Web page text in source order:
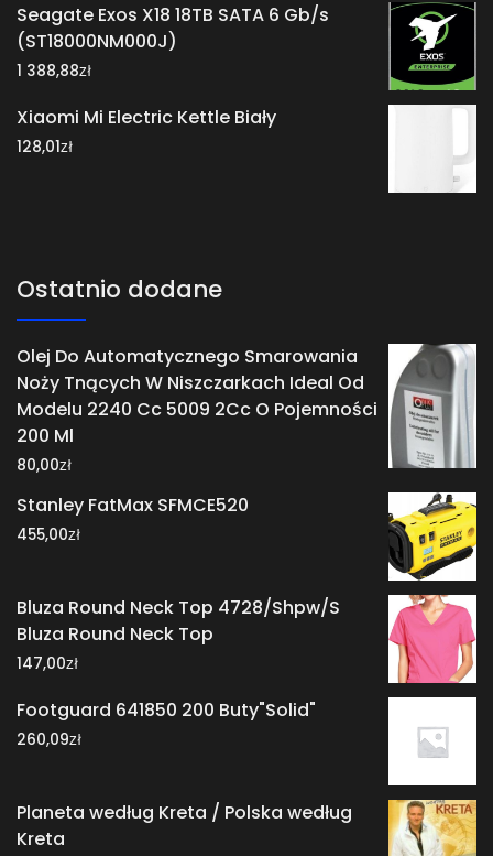
Seagate Exos X18 18TB SATA 6 Gb/s
(ST18000NM000J)
1 388,88zł
Xiaomi Mi Electric Kettle Biały
128,01zł
Ostatnio dodane
Olej Do Automatycznego Smarowania
Noży Tnących W Niszczarkach Ideal Od
Modelu 2240 Cc 5009 2Cc O Pojemności
200 Ml
80,00zł
Stanley FatMax SFMCE520
455,00zł
Bluza Round Neck Top 4728/Shpw/S
Bluza Round Neck Top
147,00zł
Footguard 641850 200 Buty"Solid"
260,09zł
Planeta według Kreta / Polska według
Kreta